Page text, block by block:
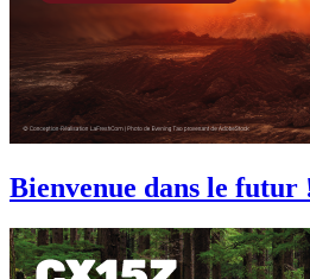
Bienvenue dans le futur